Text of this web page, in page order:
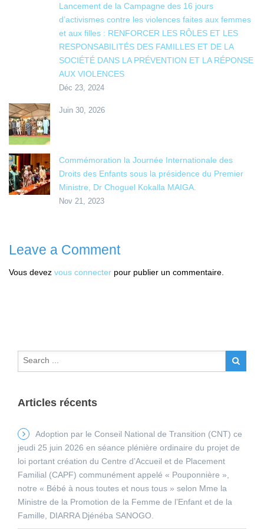
Lancement de la Campagne des 16 jours
d’activismes contre les violences faites aux femmes
et aux filles : RENFORCER LES RÔLES ET LES
RESPONSABILITÉS DES FAMILLES ET DE LA
SOCIÉTÉ DANS LA PRÉVENTION ET LA RÉPONSE
AUX VIOLENCES
Déc 23, 2024
Juin 30, 2026
Commémoration la Journée Internationale des
Droits des Enfants sous la présidence du Premier
Ministre, Dr Choguel Kokalla MAIGA.
Nov 21, 2023
Leave a Comment
Vous devez vous connecter pour publier un commentaire.
Articles récents
Adoption par le Conseil National de Transition (CNT) ce
jeudi 25 juin 2026 en séance plénière ordinaire du projet de
loi portant création du Centre d’Accueil et de Placement
Familial (CAPF) communément appelé « Pouponnière »,
notre « Bébé à nous toutes et nous tous » selon Mme la
Ministre de la Promotion de la Femme de l’Enfant et de la
Famille, DIARRA Djénéba SANOGO.